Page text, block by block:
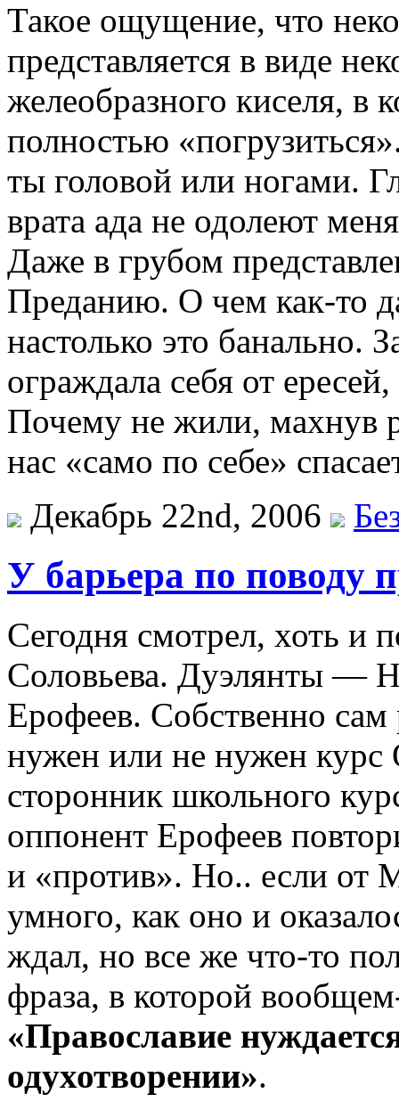
Такое ощущение, что
представляется в виде
желеобразного киселя, в
полностью
ты головой или ногами.
врата ада не одолеют
Даже в грубом
Преданию. О чем как-то
настолько это банально.
ограждала себя от
Почему не жили, махнув
нас «само по себе»
Декабрь 22nd, 2006
У барьера по поводу
Сегодня смотрел, хоть и
Соловьева. Дуэлянты —
Ерофеев. Собственно сам
нужен или не нужен
сторонник школьного
оппонент Ерофеев
и «против». Но.. если от
умного, как оно и
ждал, но все же что-то
фраза, в которой
«Православие
одухотворении».